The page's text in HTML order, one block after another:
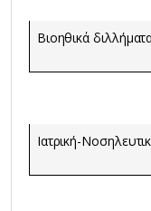
Βιοηθικά
Ιατρική-